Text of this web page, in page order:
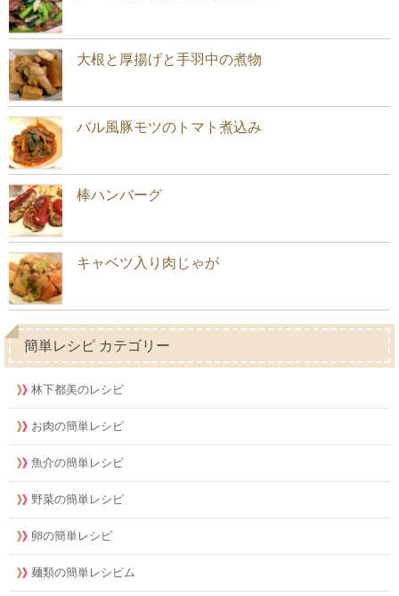
大根と厚揚げと手羽中の煮物
バル風豚モツのトマト煮込み
棒ハンバーグ
キャベツ入り肉じゃが
簡単レシピ カテゴリー
林下都美のレシピ
お肉の簡単レシピ
魚介の簡単レシピ
野菜の簡単レシピ
卵の簡単レシピ
麺類の簡単レシピム